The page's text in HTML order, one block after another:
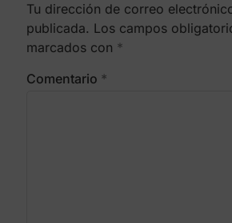
Tu dirección de correo
publicada. Los campos
marcados con *
Comentario *